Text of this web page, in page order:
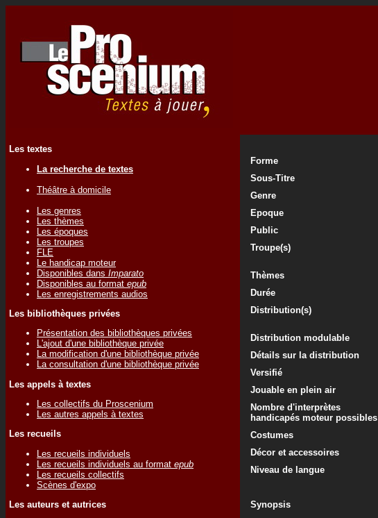
Les textes
La recherche de textes
Théâtre à domicile
Les genres
Les thèmes
Les époques
Les troupes
FLE
Le handicap moteur
Disponibles dans Imparato
Disponibles au format epub
Les enregistrements audios
Les bibliothèques privées
Présentation des bibliothèques privées
L'ajout d'une bibliothèque privée
La modification d'une bibliothèque privée
La consultation d'une bibliothèque privée
Les appels à textes
Les collectifs du Proscenium
Les autres appels à textes
Les recueils
Les recueils individuels
Les recueils individuels au format epub
Les recueils collectifs
Scènes d'expo
Les auteurs et autrices
Forme
Sous-Titre
Genre
Epoque
Public
Troupe(s)
Thèmes
Durée
Distribution(s)
Distribution modulable
Détails sur la distribution
Versifié
Jouable en plein air
Nombre d'interprètes
handicapés moteur possibles
Costumes
Décor et accessoires
Niveau de langue
Synopsis